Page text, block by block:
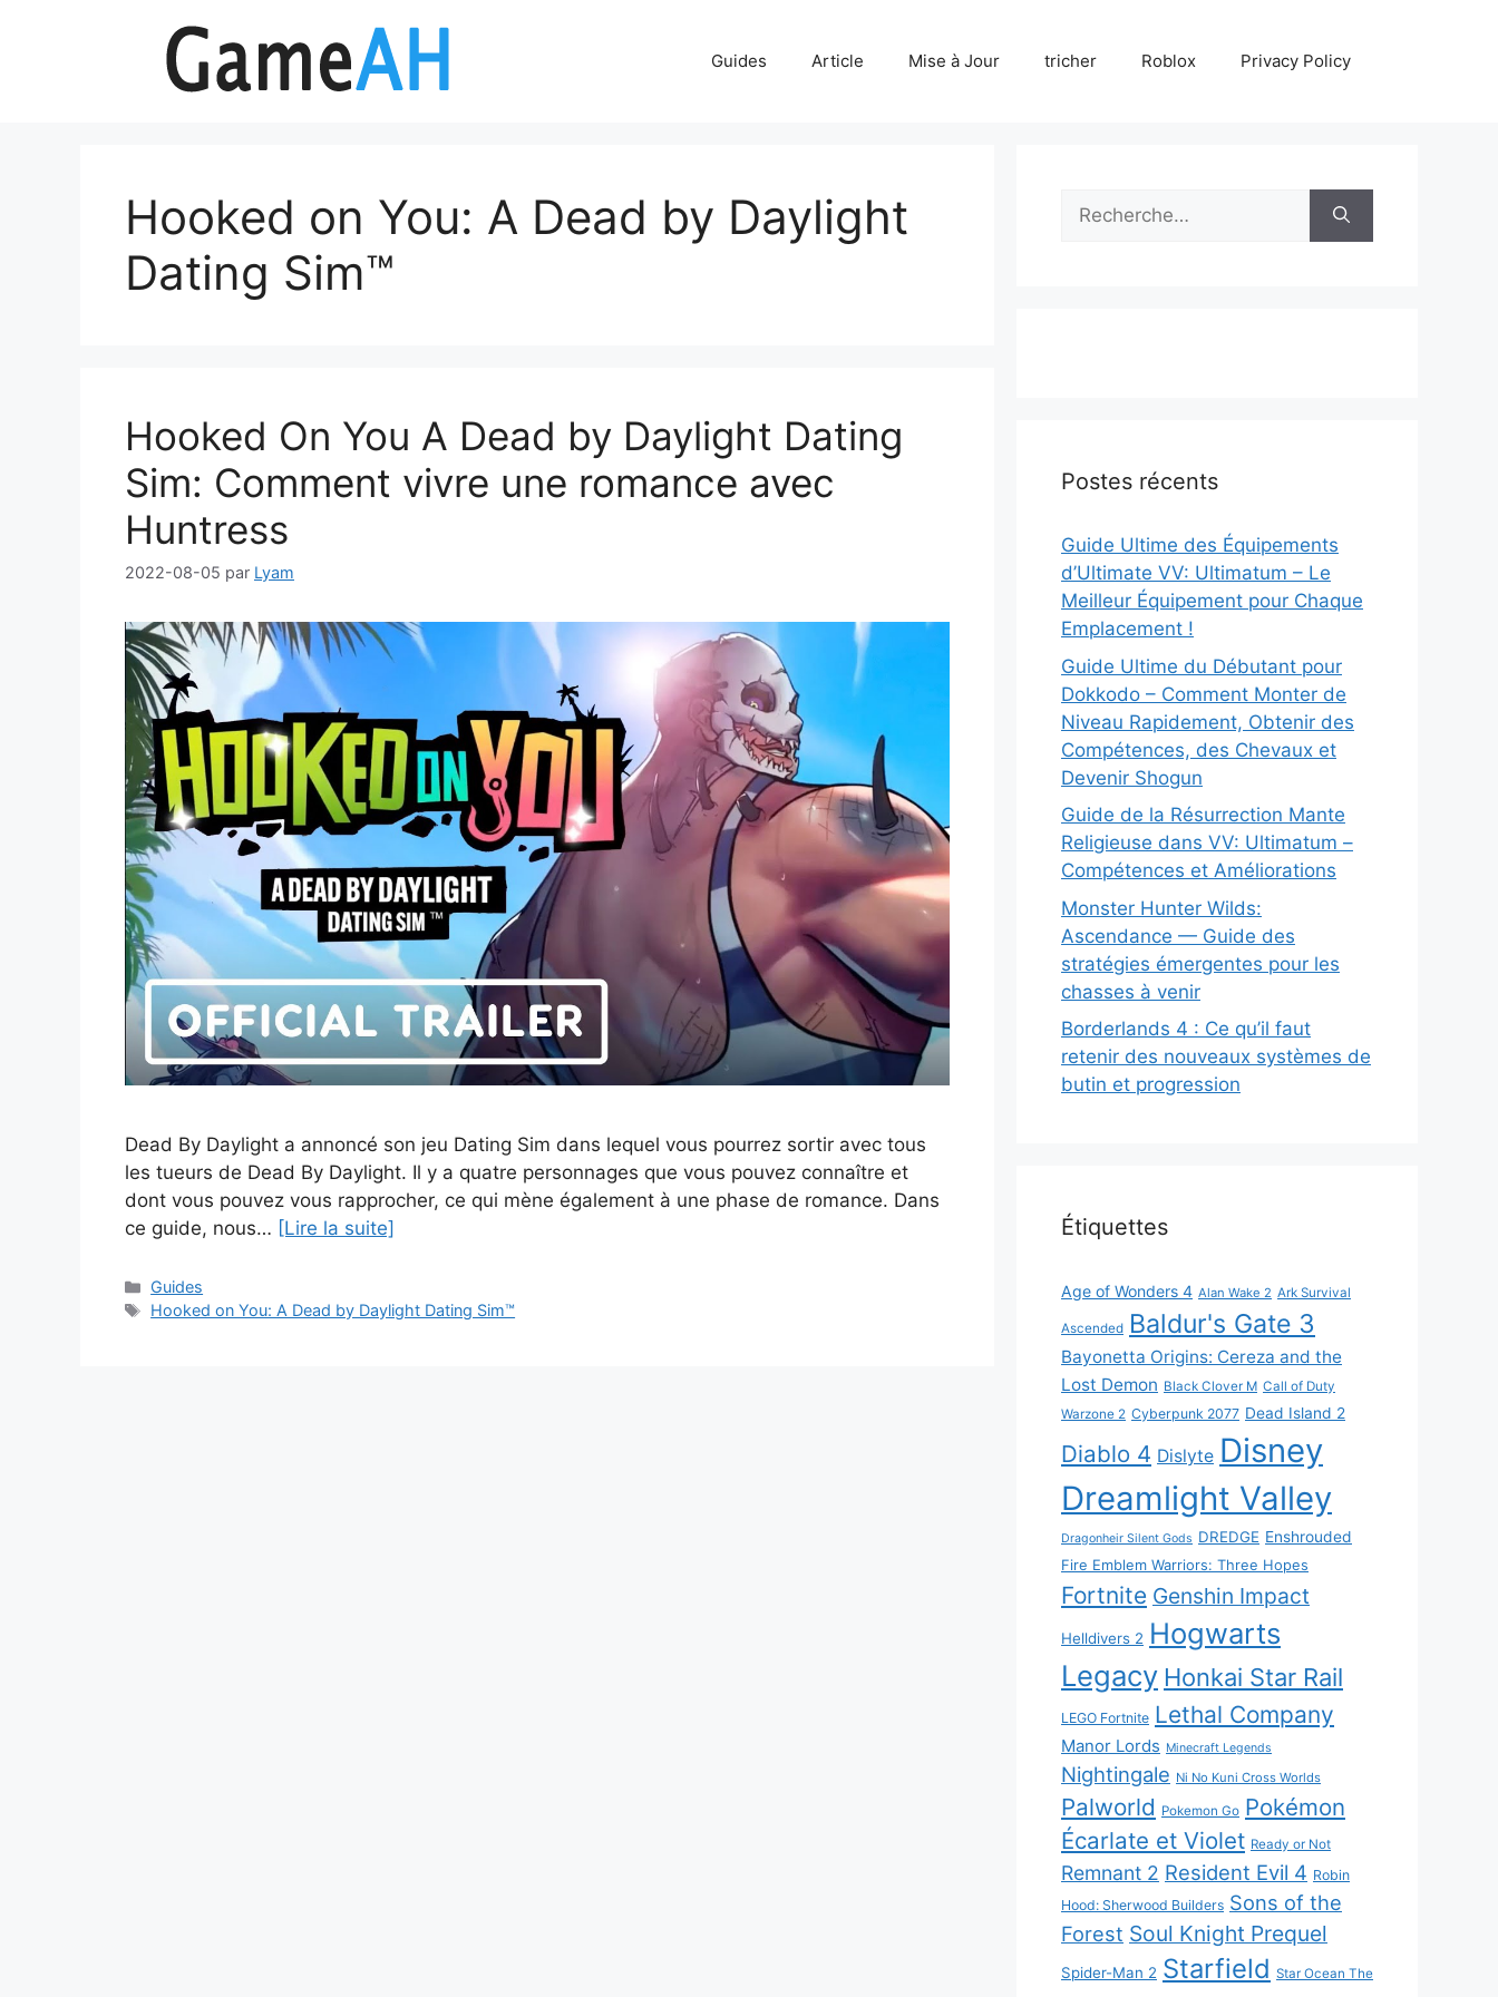
Guides Article Mise à Jour tricher Roblox Privacy Policy
Hooked on You: A Dead by Daylight
Dating Sim™
Hooked On You A Dead by Daylight Dating
Sim: Comment vivre une romance avec
Huntress
2022-08-05 par Lyam
Dead By Daylight a annoncé son jeu Dating Sim dans lequel vous pourrez sortir avec tous
les tueurs de Dead By Daylight. Il y a quatre personnages que vous pouvez connaître et
dont vous pouvez vous rapprocher, ce qui mène également à une phase de romance. Dans
ce guide, nous… [Lire la suite]
Catégories
Guides
Étiquettes
Hooked on You: A Dead by Daylight Dating Sim™
Rechercher :
Postes récents
Guide Ultime des Équipements
d’Ultimate VV: Ultimatum – Le
Meilleur Équipement pour Chaque
Emplacement !
Guide Ultime du Débutant pour
Dokkodo – Comment Monter de
Niveau Rapidement, Obtenir des
Compétences, des Chevaux et
Devenir Shogun
Guide de la Résurrection Mante
Religieuse dans VV: Ultimatum –
Compétences et Améliorations
Monster Hunter Wilds:
Ascendance — Guide des
stratégies émergentes pour les
chasses à venir
Borderlands 4 : Ce qu’il faut
retenir des nouveaux systèmes de
butin et progression
Étiquettes
Age of Wonders 4 Alan Wake 2 Ark Survival
Ascended Baldur's Gate 3
Bayonetta Origins: Cereza and the
Lost Demon Black Clover M Call of Duty
Warzone 2 Cyberpunk 2077 Dead Island 2
Diablo 4 Dislyte Disney
Dreamlight Valley
Dragonheir Silent Gods DREDGE Enshrouded
Fire Emblem Warriors: Three Hopes
Fortnite Genshin Impact
Helldivers 2 Hogwarts
Legacy Honkai Star Rail
LEGO Fortnite Lethal Company
Manor Lords Minecraft Legends
Nightingale Ni No Kuni Cross Worlds
Palworld Pokemon Go Pokémon
Écarlate et Violet Ready or Not
Remnant 2 Resident Evil 4 Robin
Hood: Sherwood Builders Sons of the
Forest Soul Knight Prequel
Spider-Man 2 Starfield Star Ocean The